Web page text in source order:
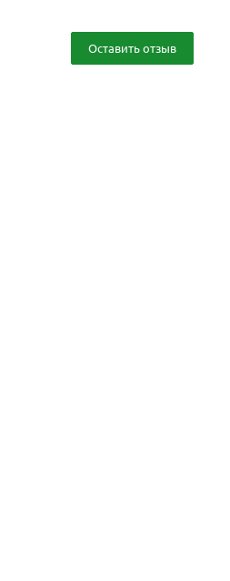
Оставить отзыв